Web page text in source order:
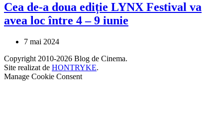
Cea de-a doua ediție LYNX Festival va
avea loc între 4 – 9 iunie
7 mai 2024
Copyright 2010-2026 Blog de Cinema.
Site realizat de HONTRYKE.
Manage Cookie Consent